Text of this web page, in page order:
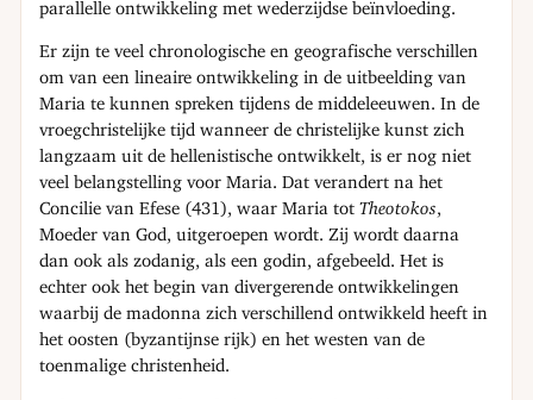
parallelle ontwikkeling met wederzijdse beïnvloeding.
Er zijn te veel chronologische en geografische verschillen
om van een lineaire ontwikkeling in de uitbeelding van
Maria te kunnen spreken tijdens de middeleeuwen. In de
vroegchristelijke tijd wanneer de christelijke kunst zich
langzaam uit de hellenistische ontwikkelt, is er nog niet
veel belangstelling voor Maria. Dat verandert na het
Concilie van Efese (431), waar Maria totTheotokos,
Moeder van God, uitgeroepen wordt. Zij wordt daarna
dan ook als zodanig, als een godin, afgebeeld. Het is
echter ook het begin van divergerende ontwikkelingen
waarbij de madonna zich verschillend ontwikkeld heeft in
het oosten (byzantijnse rijk) en het westen van de
toenmalige christenheid.